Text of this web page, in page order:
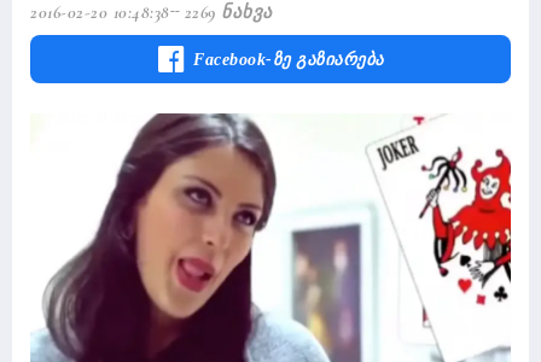
2016-02-20 10:48:38 2269 Ნახვა
Facebook-Ზე Გაზიარება